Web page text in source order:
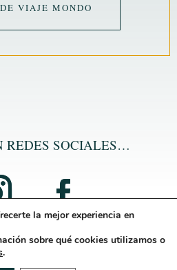
VIAJE MONDO
REDES SOCIALES…
la mejor experiencia en
sobre qué cookies utilizamos o
.